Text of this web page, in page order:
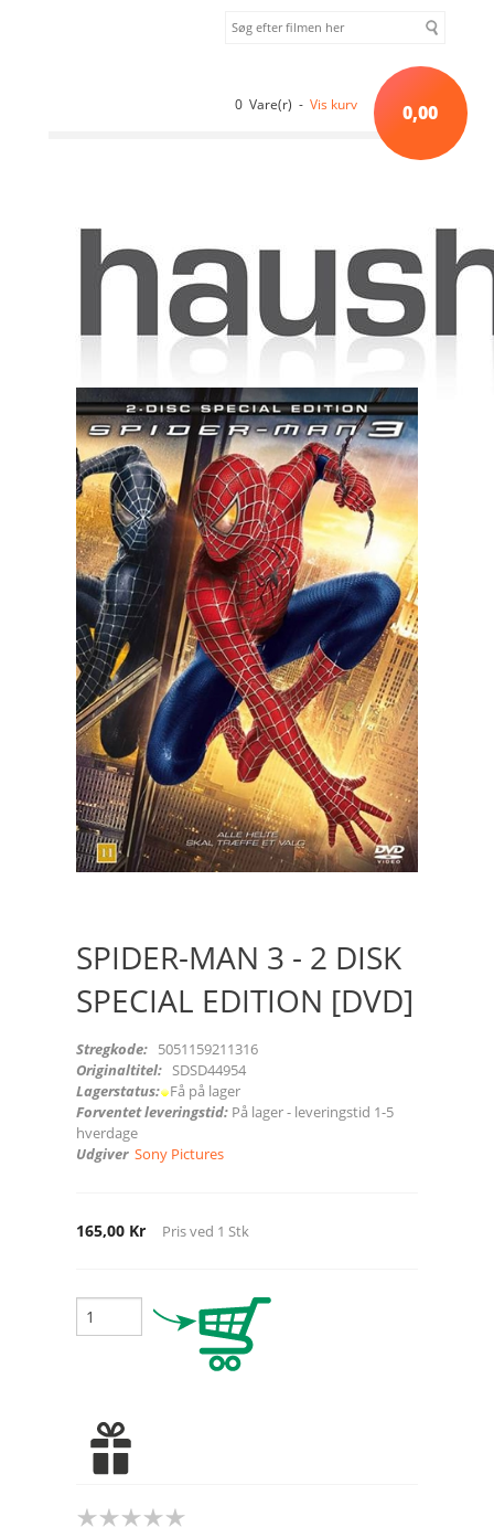
0 Vare(r) - Vis kurv 0,00
Sortiment uden kategori
SPIDER-MAN 3 - 2 DISK SPECIAL
SPIDER-MAN 3 - 2 DISK
SPECIAL EDITION [DVD]
Stregkode: 5051159211316
Originaltitel: SDSD44954
Lagerstatus: Få på lager
Forventet leveringstid: På lager - leveringstid 1-5
hverdage
Udgiver Sony Pictures
165,00 Kr Pris ved 1 Stk